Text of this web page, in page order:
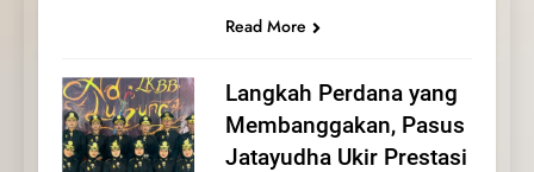
Read More
Langkah Perdana yang
Membanggakan, Pasus
Jatayudha Ukir Prestasi